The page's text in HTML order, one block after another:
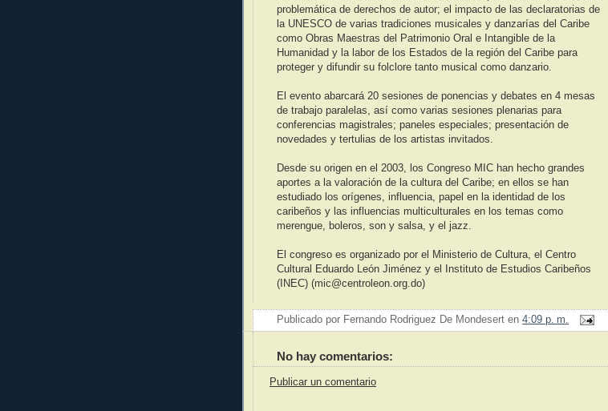
problemática de derechos de autor; el impacto de las declaratorias de
la UNESCO de varias tradiciones musicales y danzarías del Caribe
como Obras Maestras del Patrimonio Oral e Intangible de la
Humanidad y la labor de los Estados de la región del Caribe para
proteger y difundir su folclore tanto musical como danzario.
El evento abarcará 20 sesiones de ponencias y debates en 4 mesas
de trabajo paralelas, así como varias sesiones plenarias para
conferencias magistrales; paneles especiales; presentación de
novedades y tertulias de los artistas invitados.
Desde su origen en el 2003, los Congreso MIC han hecho grandes
aportes a la valoración de la cultura del Caribe; en ellos se han
estudiado los orígenes, influencia, papel en la identidad de los
caribeños y las influencias multiculturales en los temas como
merengue, boleros, son y salsa, y el jazz.
El congreso es organizado por el Ministerio de Cultura, el Centro
Cultural Eduardo León Jiménez y el Instituto de Estudios Caribeños
(INEC) (mic@centroleon.org.do)
Publicado por Fernando Rodriguez De Mondesert en 4:09 p. m.
No hay comentarios:
Publicar un comentario